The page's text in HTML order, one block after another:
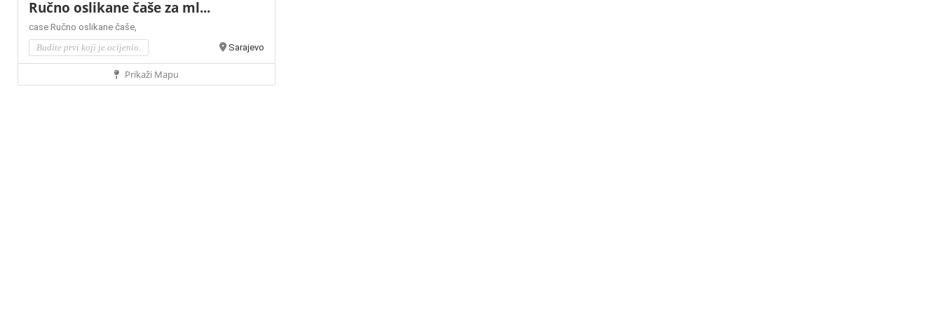
Ručno oslikane čaše za ml...
case Ručno oslikane čaše,
Budite prvi koji je ocijenio.
Sarajevo
Prikaži Mapu